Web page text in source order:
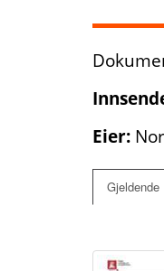
Eier:
Gjeldende